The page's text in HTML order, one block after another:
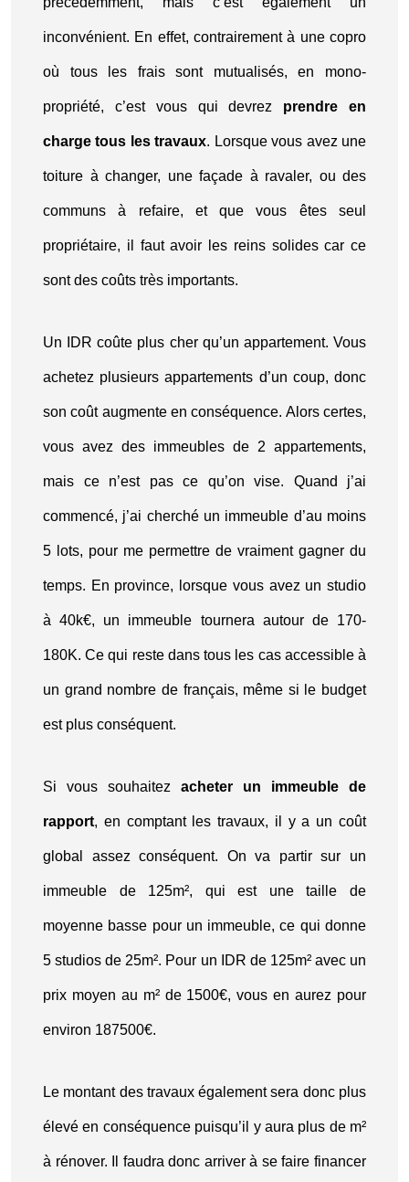
inconvénient. En effet, contrairement à une copro
où tous les frais sont mutualisés, en mono-
propriété, c’est vous qui devrez prendre en
charge tous les travaux. Lorsque vous avez une
toiture à changer, une façade à ravaler, ou des
communs à refaire, et que vous êtes seul
propriétaire, il faut avoir les reins solides car ce
sont des coûts très importants.
Un IDR coûte plus cher qu’un appartement. Vous
achetez plusieurs appartements d’un coup, donc
son coût augmente en conséquence. Alors certes,
vous avez des immeubles de 2 appartements,
mais ce n’est pas ce qu’on vise. Quand j’ai
commencé, j’ai cherché un immeuble d’au moins
5 lots, pour me permettre de vraiment gagner du
temps. En province, lorsque vous avez un studio
à 40k€, un immeuble tournera autour de 170-
180K. Ce qui reste dans tous les cas accessible à
un grand nombre de français, même si le budget
est plus conséquent.
Si vous souhaitez acheter un immeuble de
rapport, en comptant les travaux, il y a un coût
global assez conséquent. On va partir sur un
immeuble de 125m², qui est une taille de
moyenne basse pour un immeuble, ce qui donne
5 studios de 25m². Pour un IDR de 125m² avec un
prix moyen au m² de 1500€, vous en aurez pour
environ 187500€.
Le montant des travaux également sera donc plus
élevé en conséquence puisqu’il y aura plus de m²
à rénover. Il faudra donc arriver à se faire financer